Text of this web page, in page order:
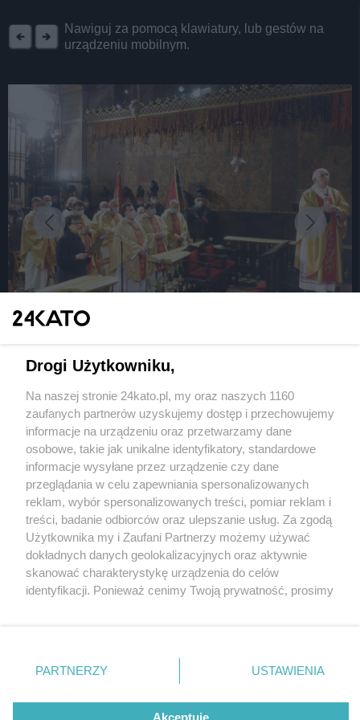
Nawiguj za pomocą klawiatury, lub gestów na
urządzeniu mobilnym.
Marszałek Witek zawierzyła los ojczyzny Matce
3 / 5
F Kl3 Wx HXIAA8 Z Kr
Wydawca mediów lokalnych
Nie zapomnij
zapoznać się z:
polityką prywatności regulamin korzystania z portali
Twojemiasto
Piekary Śląskie
Chorzów
Tarnowskie Góry
Gliwice
Skontakuj sięz nami
Kontakt
Wydawca
Redakcja
Drogi Użytkowniku,
Na naszej stronie 24kato.pl, my oraz naszych 1160
zaufanych partnerów uzyskujemy dostęp i przechowujemy
informacje na urządzeniu oraz przetwarzamy dane
osobowe, takie jak unikalne identyfikatory, standardowe
informacje wysyłane przez urządzenie czy dane
przeglądania w celu zapewniania spersonalizowanych
reklam, wybór spersonalizowanych treści, pomiar reklam i
treści, badanie odbiorców oraz ulepszanie usług. Za zgodą
Użytkownika my i Zaufani Partnerzy możemy używać
dokładnych danych geolokalizacyjnych oraz aktywnie
skanować charakterystykę urządzenia do celów
identyfikacji. Ponieważ cenimy Twoją prywatność, prosimy
prywatności znajdujący się w lewym dolnym rogu strony
. Niektóre rodzaje przetwarzania danych nie wymagają
zgody użytkownika, ale masz prawo sprzeciwić się
takiemu przetwarzaniu. Preferencje będą miały
PARTNERZY USTAWIENIA
Akceptuję